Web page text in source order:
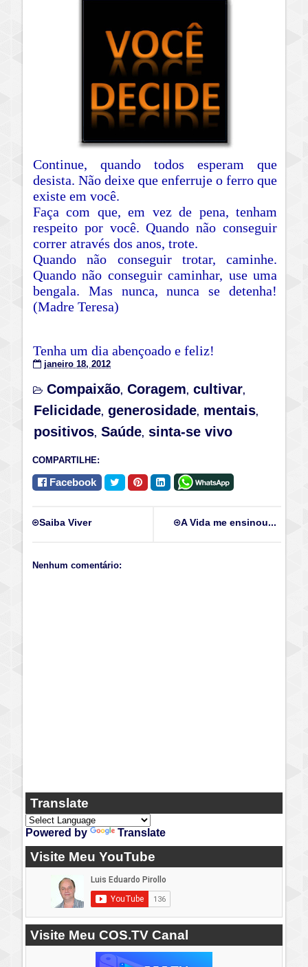
Continue, quando todos esperam que
desista. Não deixe que enferruje o ferro que
existe em você.
Faça com que, em vez de pena, tenham
respeito por você. Quando não conseguir
correr através dos anos, trote.
Quando não conseguir trotar, caminhe.
Quando não conseguir caminhar, use uma
bengala. Mas nunca, nunca se detenha!
(Madre Teresa)
Tenha um dia abençoado e feliz!
janeiro 18, 2012
Compaixão, Coragem, cultivar,
Felicidade, generosidade, mentais,
positivos, Saúde, sinta-se vivo
COMPARTILHE:
Facebook
A Vida me ensinou...
Saiba Viver
Nenhum comentário:
Translate
Powered by Translate
Visite Meu YouTube
Visite Meu COS.TV Canal